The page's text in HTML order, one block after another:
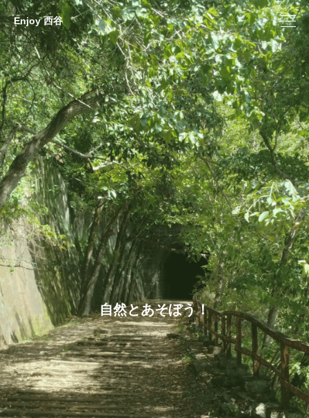
Enjoy 西谷
自然とあそぼう！